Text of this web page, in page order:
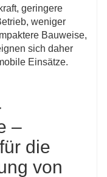
geringere
weniger
Bauweise,
sich daher
Einsätze.
–
die
von